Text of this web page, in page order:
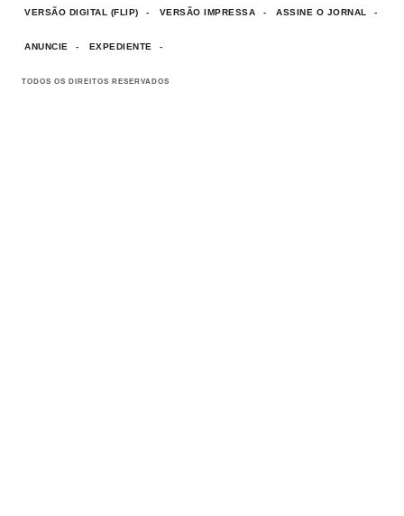
VERSÃO DIGITAL (FLIP) VERSÃO IMPRESSA ASSINE O JORNAL
ANUNCIE EXPEDIENTE
TODOS OS DIREITOS RESERVADOS